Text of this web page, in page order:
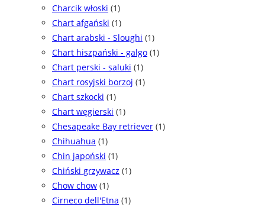
Charcik włoski (1)
Chart afgański (1)
Chart arabski - Sloughi (1)
Chart hiszpański - galgo (1)
Chart perski - saluki (1)
Chart rosyjski borzoj (1)
Chart szkocki (1)
Chart węgierski (1)
Chesapeake Bay retriever (1)
Chihuahua (1)
Chin japoński (1)
Chiński grzywacz (1)
Chow chow (1)
Cirneco dell'Etna (1)